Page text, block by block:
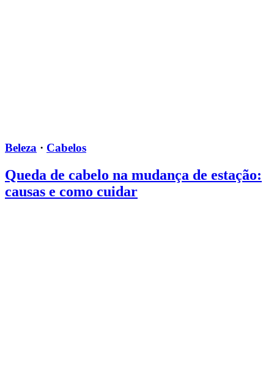
Beleza · Cabelos
Queda de cabelo na mudança de estação:
causas e como cuidar